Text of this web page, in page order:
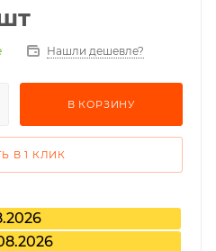
Нашли дешевле?
В КОРЗИНУ
В 1 КЛИК